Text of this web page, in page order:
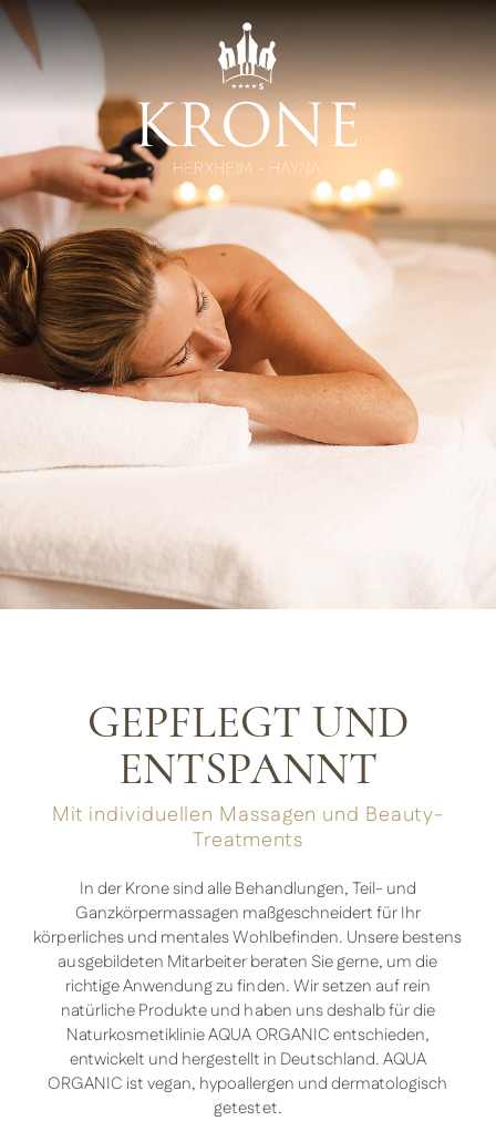
GEPFLEGT UND
ENTSPANNT
Mit individuellen Massagen und Beauty-
Treatments
In der Krone sind alle Behandlungen, Teil- und
Ganzkörpermassagen maßgeschneidert für Ihr
körperliches und mentales Wohlbefinden. Unsere bestens
ausgebildeten Mitarbeiter beraten Sie gerne, um die
richtige Anwendung zu finden. Wir setzen auf rein
natürliche Produkte und haben uns deshalb für die
Naturkosmetiklinie AQUA ORGANIC entschieden,
entwickelt und hergestellt in Deutschland. AQUA
ORGANIC ist vegan, hypoallergen und dermatologisch
getestet.